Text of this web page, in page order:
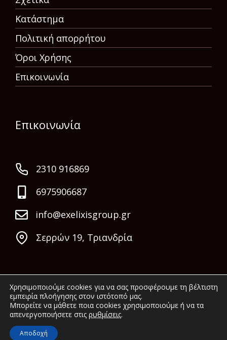
Κατάστημα
Πολιτική απορρήτου
Όροι Χρήσης
Επικοινωνία
Επικοινωνία
2310 916869
6975906687
info@exelixisgroup.gr
Σερρών 19, Τριανδρία
© 2022 Exelixis Group. All rights reserved.
Χρησιμοποιούμε cookies για να σας προσφέρουμε τη βέλτιστη
εμπειρία πλοήγησης στον ιστότοπό μας.
Μπορείτε να μάθετε ποια cookies χρησιμοποιούμε ή να τα
απενεργοποιήσετε στις ρυθμίσεις.
Αποδοχή